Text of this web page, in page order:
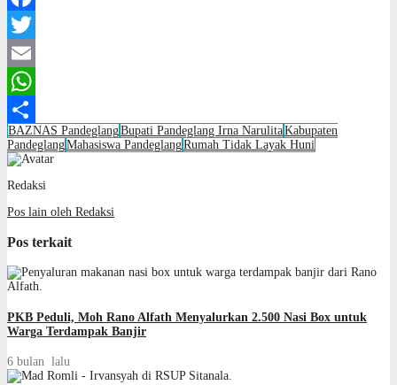
Facebook
Twitter
Email
WhatsApp
Share
BAZNAS PandeglangBupati Pandeglang Irna NarulitaKabupaten
PandeglangMahasiswa PandeglangRumah Tidak Layak Huni
Redaksi
Pos lain oleh Redaksi
Pos terkait
PKB Peduli, Moh Rano Alfath Menyalurkan 2.500 Nasi Box untuk
Warga Terdampak Banjir
6 bulan lalu